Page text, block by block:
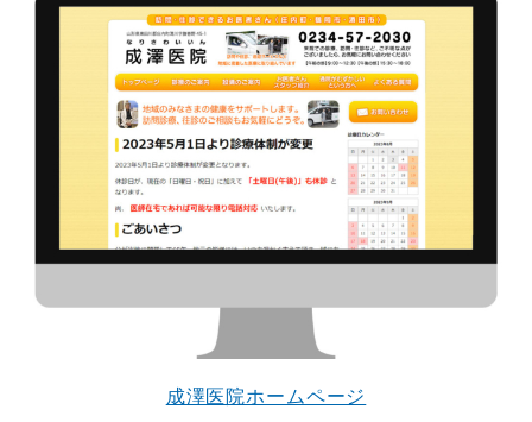
成澤医院ホームページ
周りのがんばる経営者さんに負けない
気持ちでホームページで役に立ちたい